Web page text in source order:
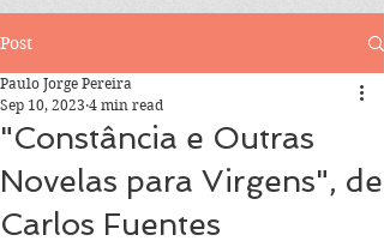
Post
"Constância e Outras
Novelas para Virgens", de
Carlos Fuentes
Paulo Jorge Pereira
Sep 10, 2023 4 min read